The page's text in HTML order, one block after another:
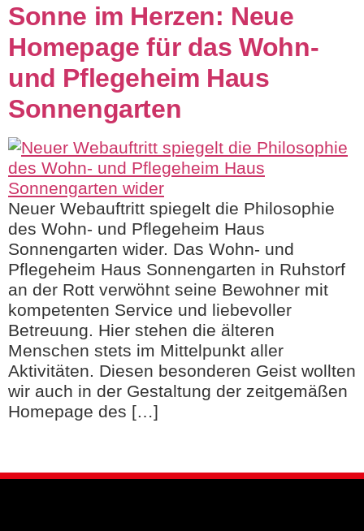
Sonne im Herzen: Neue
Homepage für das Wohn-
und Pflegeheim Haus
Sonnengarten
Neuer Webauftritt spiegelt die Philosophie
des Wohn- und Pflegeheim Haus
Sonnengarten wider. Das Wohn- und
Pflegeheim Haus Sonnengarten in Ruhstorf
an der Rott verwöhnt seine Bewohner mit
kompetenten Service und liebevoller
Betreuung. Hier stehen die älteren
Menschen stets im Mittelpunkt aller
Aktivitäten. Diesen besonderen Geist wollten
wir auch in der Gestaltung der zeitgemäßen
Homepage des […]